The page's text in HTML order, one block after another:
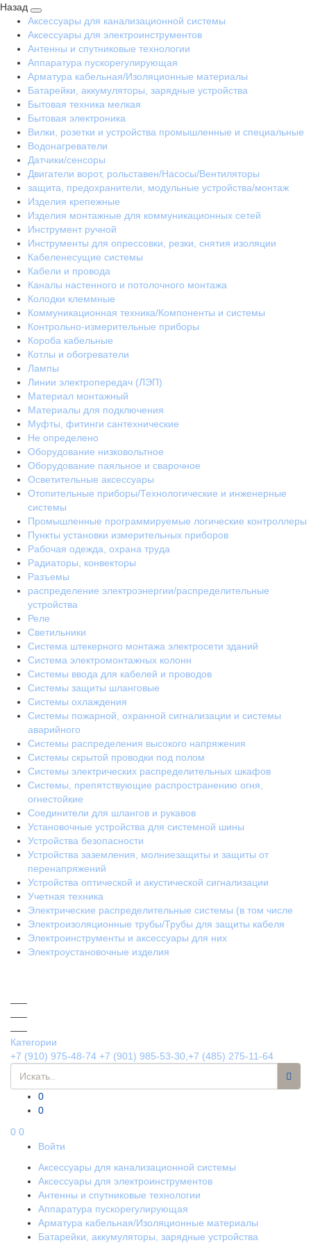
Назад
Аксессуары для канализационной системы
Аксессуары для электроинструментов
Антенны и спутниковые технологии
Аппаратура пускорегулирующая
Арматура кабельная/Изоляционные материалы
Батарейки, аккумуляторы, зарядные устройства
Бытовая техника мелкая
Бытовая электроника
Вилки, розетки и устройства промышленные и специальные
Водонагреватели
Датчики/сенсоры
Двигатели ворот, рольставен/Насосы/Вентиляторы
защита, предохранители, модульные устройства/монтаж
Изделия крепежные
Изделия монтажные для коммуникационных сетей
Инструмент ручной
Инструменты для опрессовки, резки, снятия изоляции
Кабеленесущие системы
Кабели и провода
Каналы настенного и потолочного монтажа
Колодки клеммные
Коммуникационная техника/Компоненты и системы
Контрольно-измерительные приборы
Короба кабельные
Котлы и обогреватели
Лампы
Линии электропередач (ЛЭП)
Материал монтажный
Материалы для подключения
Муфты, фитинги сантехнические
Не определено
Оборудование низковольтное
Оборудование паяльное и сварочное
Осветительные аксессуары
Отопительные приборы/Технологические и инженерные
системы
Промышленные программируемые логические контроллеры
Пункты установки измерительных приборов
Рабочая одежда, охрана труда
Радиаторы, конвекторы
Разъемы
распределение электроэнергии/распределительные
устройства
Реле
Светильники
Система штекерного монтажа электросети зданий
Система электромонтажных колонн
Системы ввода для кабелей и проводов
Системы защиты шланговые
Системы охлаждения
Системы пожарной, охранной сигнализации и системы
аварийного
Системы распределения высокого напряжения
Системы скрытой проводки под полом
Системы электрических распределительных шкафов
Системы, препятствующие распространению огня,
огнестойкие
Соединители для шлангов и рукавов
Установочные устройства для системной шины
Устройства безопасности
Устройства заземления, молниезащиты и защиты от
перенапряжений
Устройства оптической и акустической сигнализации
Учетная техника
Электрические распределительные системы (в том числе
Электроизоляционные трубы/Трубы для защиты кабеля
Электроинструменты и аксессуары для них
Электроустановочные изделия
Категории
+7 (910) 975-48-74 +7 (901) 985-53-30,+7 (485) 275-11-64
0
0
0 0
Войти
Аксессуары для канализационной системы
Аксессуары для электроинструментов
Антенны и спутниковые технологии
Аппаратура пускорегулирующая
Арматура кабельная/Изоляционные материалы
Батарейки, аккумуляторы, зарядные устройства